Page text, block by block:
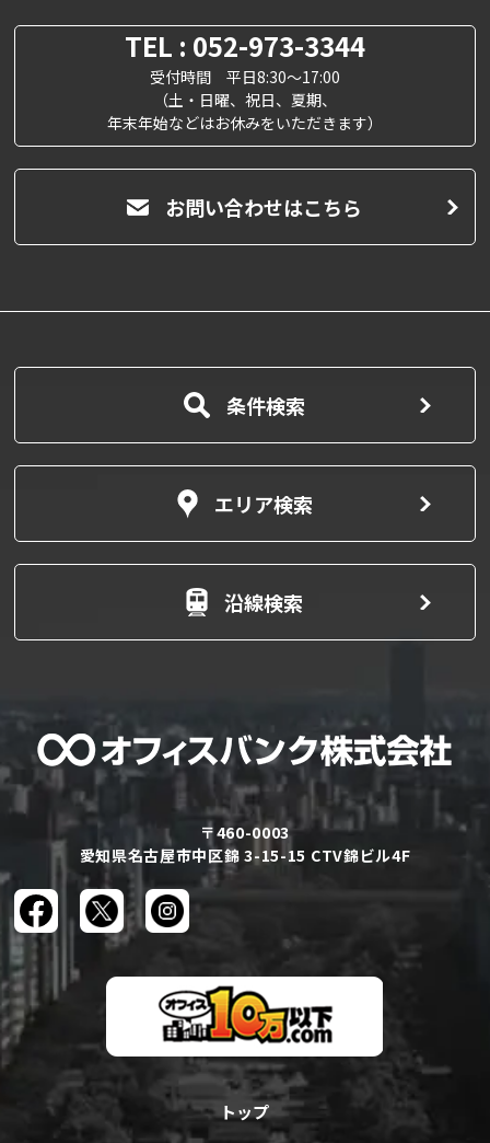
TEL : 052-973-3344
受付時間 平日8:30～17:00
（土・日曜、祝日、夏期、
年末年始などはお休みをいただきます）
お問い合わせはこちら
条件検索
エリア検索
沿線検索
〒460-0003
愛知県名古屋市中区錦 3-15-15 CTV錦ビル4F
トップ